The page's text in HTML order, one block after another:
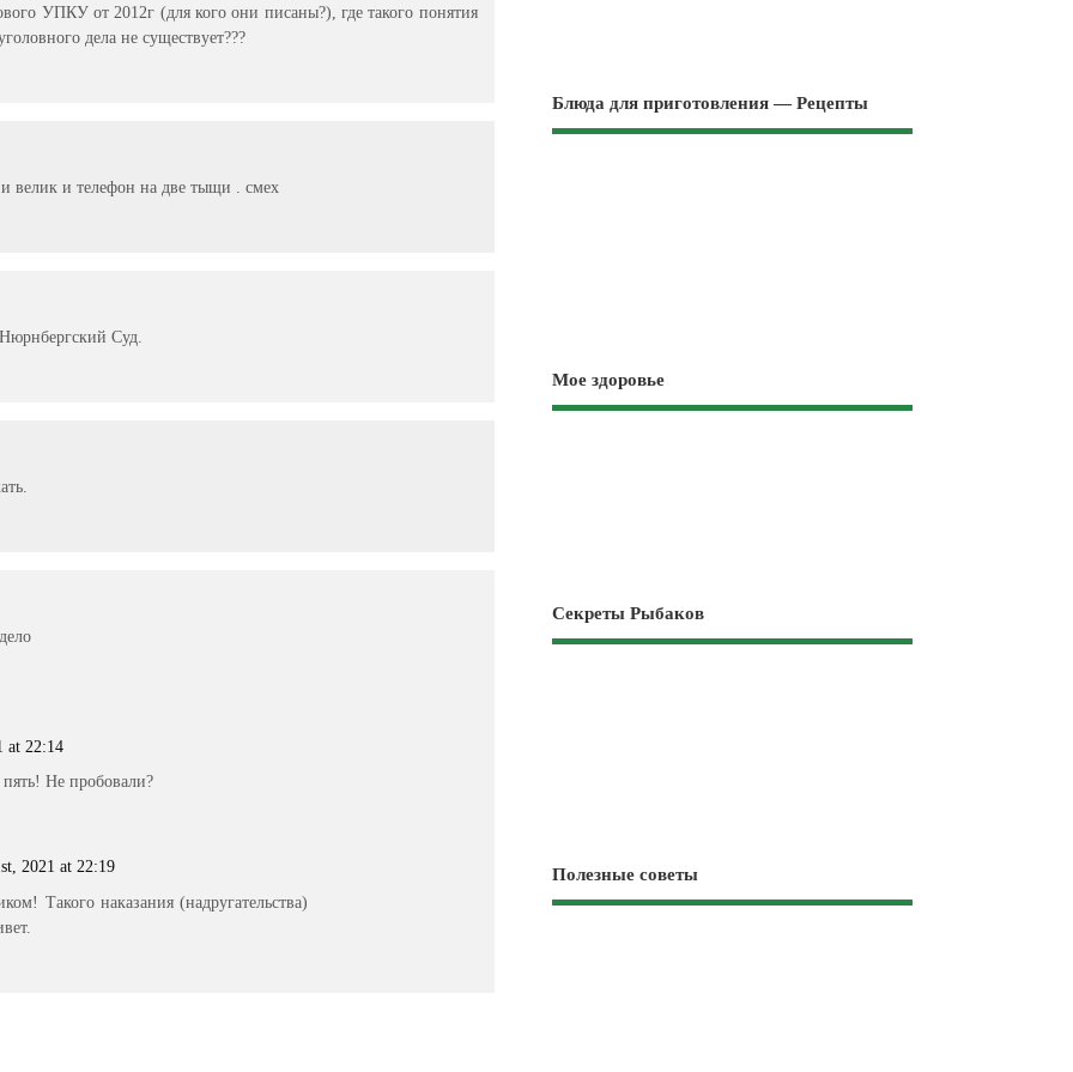
УПКУ от 2012г (для кого они писаны?), где такого понятия
дела не существует???
велик и телефон на две тыщи . смех
Суд.
at 22:14
Не пробовали?
2021 at 22:19
Такого наказания (надругательства)
Блюда для приготовления — Рецепты
Мое здоровье
Секреты Рыбаков
Полезные советы